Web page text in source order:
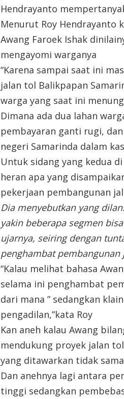
Hendrayanto
Menurut Roy Hendrayanto
Awang Faroek Ishak
mengayomi warganya
“Karena sampai saat ini
jalan tol Balikpapan
warga yang saat ini
Dimana ada dua lahan
pembayaran ganti rugi,
negeri Samarinda dalam
Untuk sidang yang kedua
heran apa yang
pekerjaan pembangunan
Dia menyebutkan yang
yakin beberapa segmen
ujarnya, seiring dengan
penghambat pembangunan
“Kalau melihat bahasa
selama ini penghambat
dari mana ” sedangkan
pengadilan,”kata Roy
Kan aneh kalau Awang
mendukung proyek jalan
yang ditawarkan tidak
Dan anehnya lagi antara
tinggi sedangkan